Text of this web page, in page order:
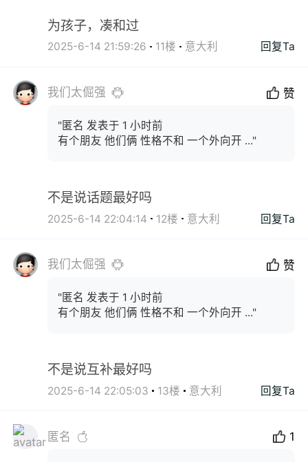
为孩子，凑和过
2025-6-14 21:59:26 11楼 意大利 回复Ta
我们太倔强 赞
"匿名 发表于 1 小时前
有个朋友 他们俩 性格不和 一个外向开 ..."
不是说话题最好吗
2025-6-14 22:04:14 12楼 意大利 回复Ta
我们太倔强 赞
"匿名 发表于 1 小时前
有个朋友 他们俩 性格不和 一个外向开 ..."
不是说互补最好吗
2025-6-14 22:05:03 13楼 意大利 回复Ta
匿名 1